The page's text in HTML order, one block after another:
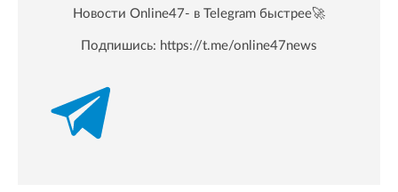
Новости Online47- в Telegram быстрее🚀
Подпишись: https://t.me/online47news